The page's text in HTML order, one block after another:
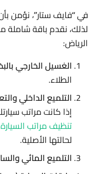
في “فايف ستار”، نؤمن
لذلك، نقدم باقة
الرياض:
الغسيل الخارجي
الطلاء.
التلميع الداخلي
إذا كانت مراتب
تنظيف مراتب السيارة
لحالتها الأصلية.
التلميع المائي